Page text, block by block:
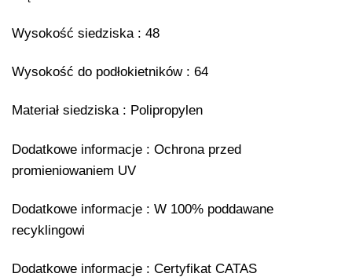
Wysokość siedziska : 48
Wysokość do podłokietników : 64
Materiał siedziska : Polipropylen
Dodatkowe informacje : Ochrona przed
promieniowaniem UV
Dodatkowe informacje : W 100% poddawane
recyklingowi
Dodatkowe informacje : Certyfikat CATAS